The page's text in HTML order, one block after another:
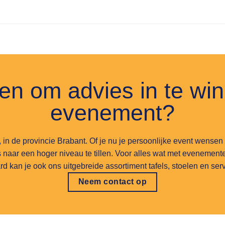
om advies in te
evenement?
de provincie Brabant. Of je nu je persoonlijke event
een hoger niveau te tillen. Voor alles wat met
kan je ook ons uitgebreide assortiment tafels, stoelen en
Neem contact op